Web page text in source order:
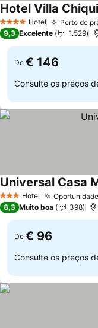
4 EstrelasHotel Perto de
Hotel Villa
9,3 Excelente 1.529
De € 146
Consulte os preços
3 EstrelasHotel
Universal Casa
8,3 Muito boa 398
De € 96
Consulte os preços